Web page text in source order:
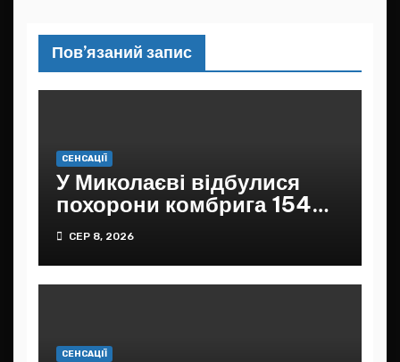
Пов’язаний запис
СЕНСАЦІЇ
У Миколаєві відбулися
похорони комбрига 154
ОМБр, якого знайшли
мертвим
СЕР 8, 2026
СЕНСАЦІЇ